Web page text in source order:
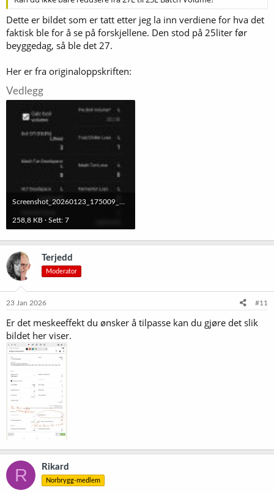
Dette er bildet som er tatt etter jeg la inn verdiene for hva det
faktisk ble for å se på forskjellene. Den stod på 25liter før
beyggedag, så ble det 27.
Her er fra originaloppskriften:
Vedlegg
Screenshot_20260123_175009_Brewfather.jpg
258,8 KB · Sett: 7
Terjedd
Moderator
23 Jan 2026 #11
Er det meskeeffekt du ønsker å tilpasse kan du gjøre det slik
bildet her viser.
R Rikard
Norbrygg-medlem